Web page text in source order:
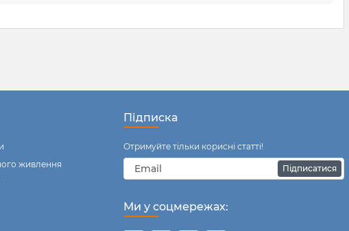
живлення
Підписка
Отримуйте тільки корисні статті!
Підписатися
Ми у соцмережах: